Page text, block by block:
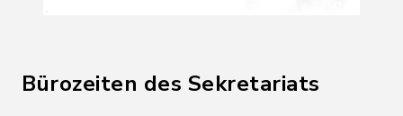
Bürozeiten des Sekretariats